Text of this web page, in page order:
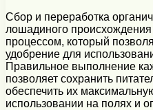
Сбор и переработка
лошадиного
процессом, который
удобрение для
Правильное выполнение
позволяет сохранить
обеспечить их
использовании на полях и